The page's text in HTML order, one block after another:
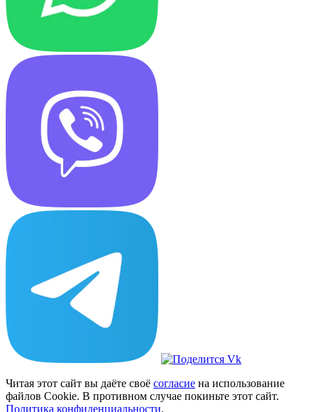
Читая этот сайт вы даёте своё согласие на использование
файлов Cookie. В противном случае покиньте этот сайт.
Политика конфиденциальности.